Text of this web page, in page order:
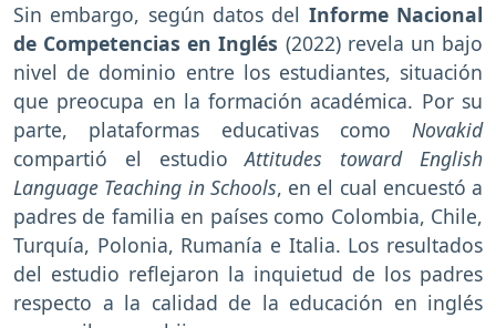
Sin embargo, según datos del Informe Nacional
de Competencias en Inglés (2022) revela un bajo
nivel de dominio entre los estudiantes, situación
que preocupa en la formación académica. Por su
parte, plataformas educativas como Novakid
compartió el estudioAttitudes toward English
Language Teaching in Schools, en el cual encuestó a
padres de familia en países como Colombia, Chile,
Turquía, Polonia, Rumanía e Italia. Los resultados
del estudio reflejaron la inquietud de los padres
respecto a la calidad de la educación en inglés